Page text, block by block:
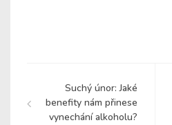
Suchý únor: Jaké
benefity nám přinese
vynechání alkoholu?